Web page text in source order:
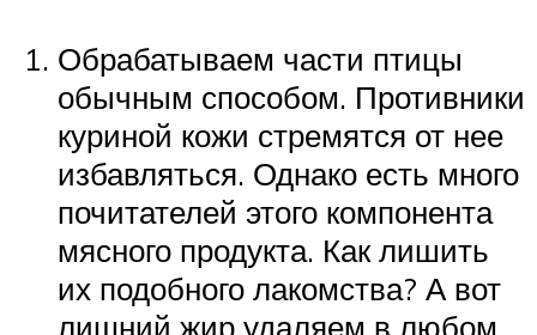
Обрабатываем части птицы
обычным способом. Противники
куриной кожи стремятся от нее
избавляться. Однако есть много
почитателей этого компонента
мясного продукта. Как лишить
их подобного лакомства? А вот
лишний жир удаляем в любом